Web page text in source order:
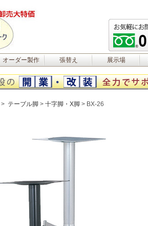
オーダー製作 張替え 展示場
テーブル脚 十字脚・X脚 BX-26